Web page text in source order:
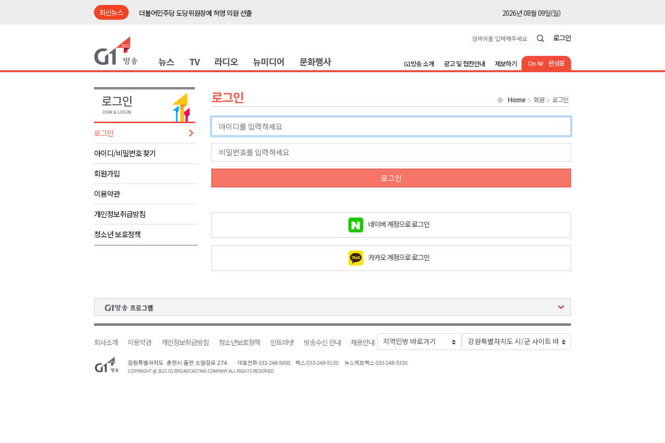
최신뉴스
더불어민주당 도당위원장에 허영 의원 선출
2026년 08월 09일(일)
2026년 08월 09일(일)
동해안 이안류..지자체 대응 강화
2026년 08월 09일(일)
강원도 반려동물지원센터, 참여형 프로그램 신설
평창 전지훈련 성지..선수들 구슬땀
2026년 08월 09일(일)
동해시, 어르신병원동행서비스 확대 운영
원주환경청, 비산배출시설 미신고 사업장 점검
2026년 08월 09일(일)
민주당 순회경선 합동연설회..강원 표심은
더불어민주당 도당위원장에 허영 의원 선출
2026년 08월 09일(일)
수족구병 원인 바이러스 급증..위생 주의 당부
2026년 08월 09일(일)
춘천 돈사 화재..평창 교통사고 4명 경상
동해안 이안류..지자체 대응 강화
원주시, 지역첨단의료복합단지 지정 준비 본격화
원주환경청, 비산배출시설 미신고 사업장 점검
2026년 08월 09일(일)
로그인
뉴스 TV 라디오 뉴미디어 문화행사 On Air 편성표
G1방송 소개 광고 및 협찬안내 제보하기
로그인
아이디/비밀번호 찾기
회원가입
이용약관
개인정보취급방침
청소년 보호정책
로그인 Home 회원 로그인
로그인
네이버 계정으로 로그인
카카오 계정으로 로그인
회사소개 이용약관 개인정보취급방침 청소년보호정책 인트라넷 방송수신 안내 채용안내